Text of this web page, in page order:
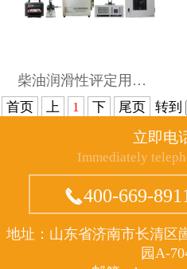
柴油润滑性评定用高频往复...
首页 上 1 下 尾页 转到
立即电
Immediately
400-669-
地址：山东省济南市长清区
园A-